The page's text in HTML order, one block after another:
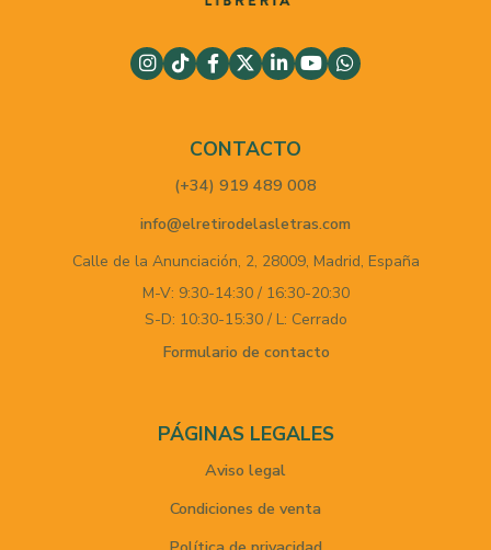
CONTACTO
(+34) 919 489 008
info@elretirodelasletras.com
Calle de la Anunciación, 2, 28009, Madrid, España
M-V: 9:30-14:30 / 16:30-20:30
S-D: 10:30-15:30 / L: Cerrado
Formulario de contacto
PÁGINAS LEGALES
Aviso legal
Condiciones de venta